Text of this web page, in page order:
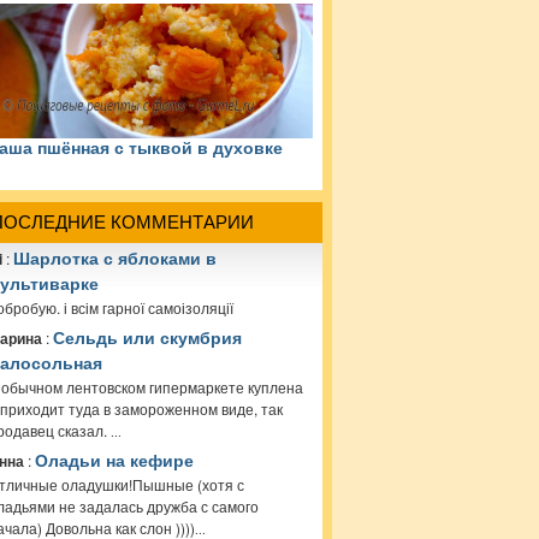
пшённая с тыквой в духовке
КОММЕНТАРИИ
: Шарлотка с яблоками в
і всім гарної самоізоляції
:Сельдь или скумбрия
лентовском гипермаркете куплена
туда в замороженном виде, так
сказал. ...
:Оладьи на кефире
оладушки!Пышные (хотя с
не задалась дружба с самого
Довольна как слон ))))...